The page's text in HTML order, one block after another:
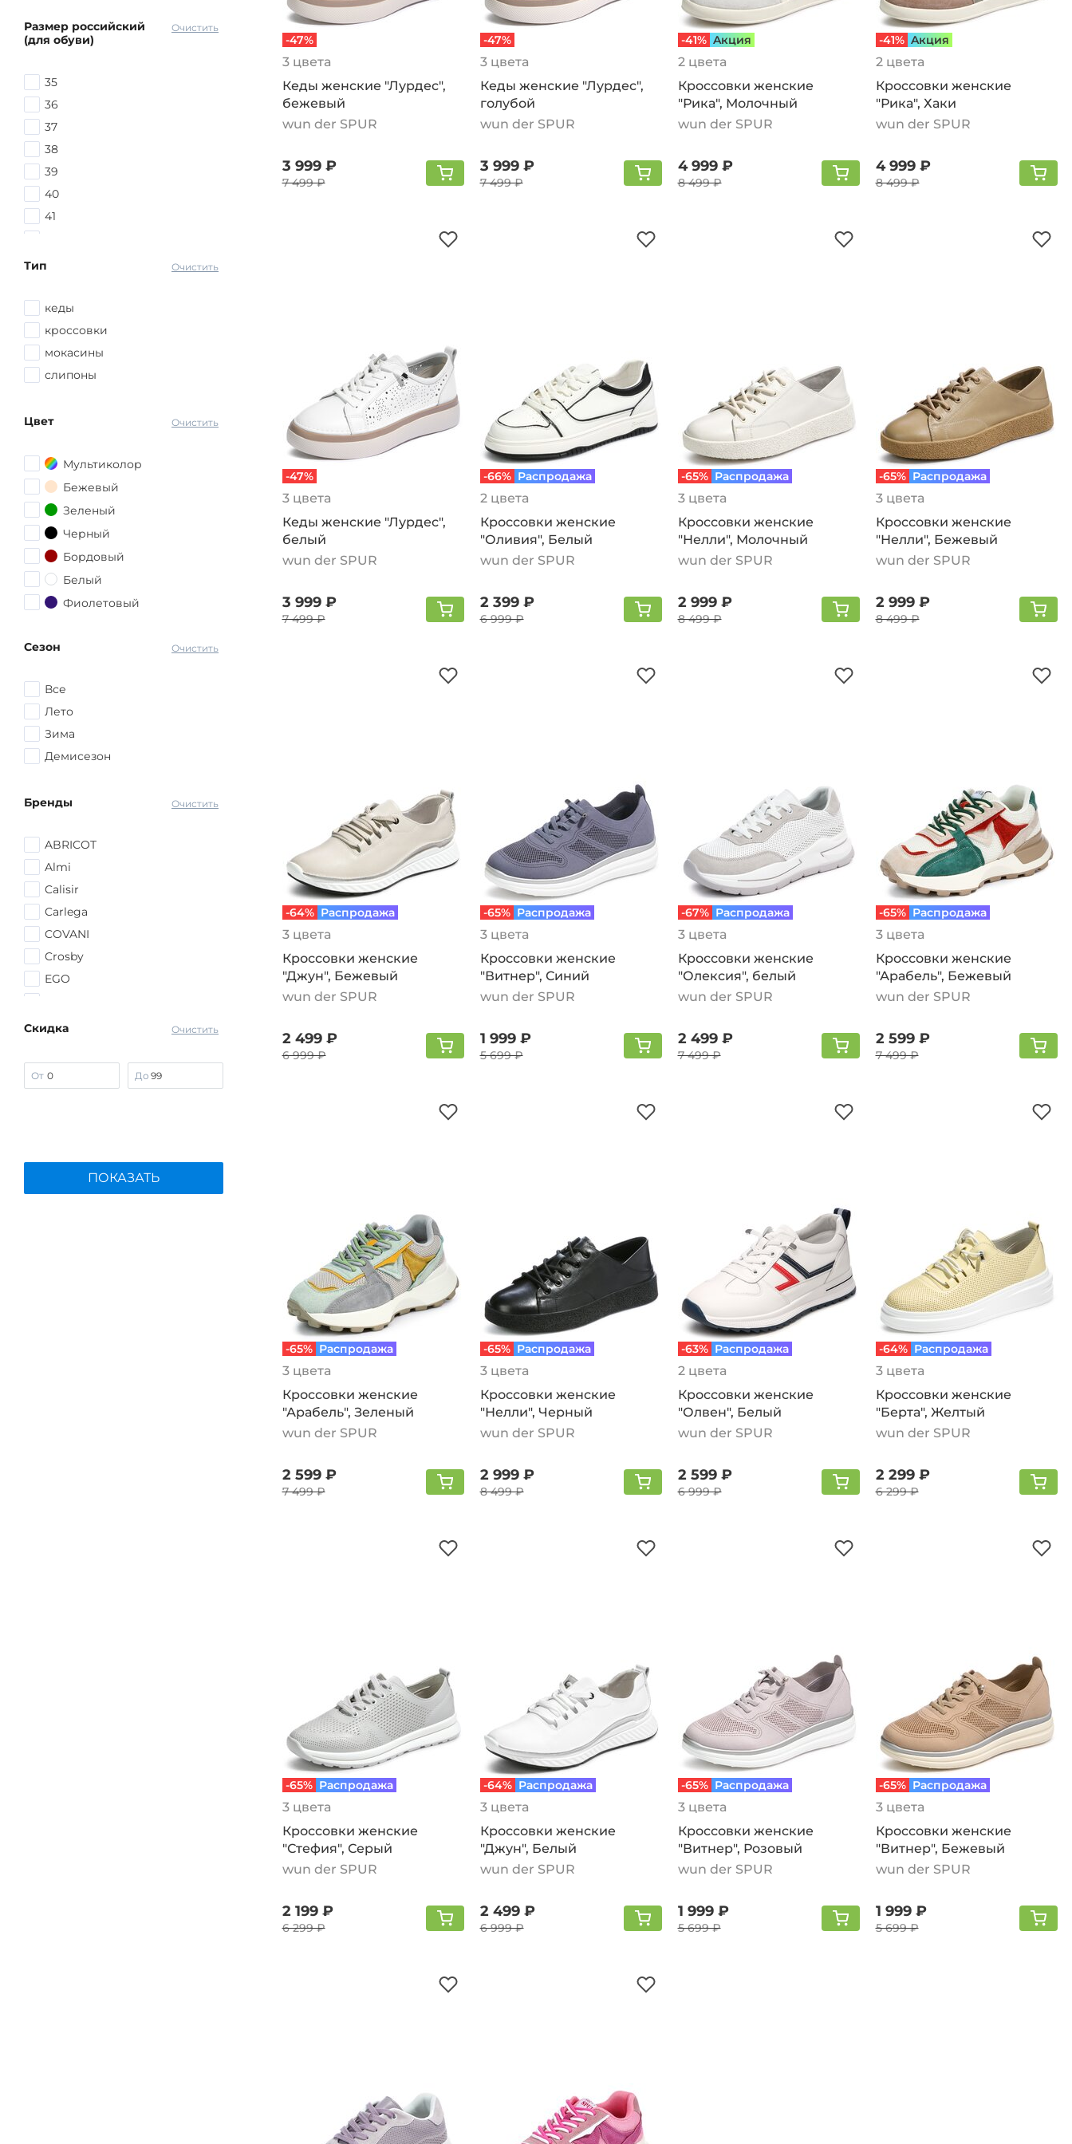
Очистить
Размер российский
(для обуви)
35
36
37
38
39
40
41
Очистить
Тип
кеды
кроссовки
мокасины
слипоны
Очистить
Цвет
Мультиколор
Бежевый
Зеленый
Черный
Бордовый
Белый
Фиолетовый
Розовый
Желтый
Голубой
Оранжевый
другой
Очистить
Сезон
Все
Лето
Зима
Демисезон
Очистить
Бренды
ABRICOT
Almi
Calisir
Carlega
COVANI
Crosby
EGO
El'Rosso
Evalli
FOOTWELL
Очистить
Скидка
От До
ПОКАЗАТЬ
-47%
3 цвета
Кеды женские "Лурдес",
бежевый
wun der SPUR
3 999 ₽
7 499 ₽
-47%
3 цвета
Кеды женские "Лурдес",
голубой
wun der SPUR
3 999 ₽
7 499 ₽
-41% Aкция
2 цвета
Кроссовки женские
"Рика", Молочный
wun der SPUR
4 999 ₽
8 499 ₽
-41% Aкция
2 цвета
Кроссовки женские
"Рика", Хаки
wun der SPUR
4 999 ₽
8 499 ₽
-47%
3 цвета
Кеды женские "Лурдес",
белый
wun der SPUR
3 999 ₽
7 499 ₽
-66% Распродажа
2 цвета
Кроссовки женские
"Оливия", Белый
wun der SPUR
2 399 ₽
6 999 ₽
-65% Распродажа
3 цвета
Кроссовки женские
"Нелли", Молочный
wun der SPUR
2 999 ₽
8 499 ₽
-65% Распродажа
3 цвета
Кроссовки женские
"Нелли", Бежевый
wun der SPUR
2 999 ₽
8 499 ₽
-64% Распродажа
3 цвета
Кроссовки женские
"Джун", Бежевый
wun der SPUR
2 499 ₽
6 999 ₽
-65% Распродажа
3 цвета
Кроссовки женские
"Витнер", Синий
wun der SPUR
1 999 ₽
5 699 ₽
-67% Распродажа
3 цвета
Кроссовки женские
"Олексия", белый
wun der SPUR
2 499 ₽
7 499 ₽
-65% Распродажа
3 цвета
Кроссовки женские
"Арабель", Бежевый
wun der SPUR
2 599 ₽
7 499 ₽
-65% Распродажа
3 цвета
Кроссовки женские
"Арабель", Зеленый
wun der SPUR
2 599 ₽
7 499 ₽
-65% Распродажа
3 цвета
Кроссовки женские
"Нелли", Черный
wun der SPUR
2 999 ₽
8 499 ₽
-63% Распродажа
2 цвета
Кроссовки женские
"Олвен", Белый
wun der SPUR
2 599 ₽
6 999 ₽
-64% Распродажа
3 цвета
Кроссовки женские
"Берта", Желтый
wun der SPUR
2 299 ₽
6 299 ₽
-65% Распродажа
3 цвета
Кроссовки женские
"Стефия", Серый
wun der SPUR
2 199 ₽
6 299 ₽
-64% Распродажа
3 цвета
Кроссовки женские
"Джун", Белый
wun der SPUR
2 499 ₽
6 999 ₽
-65% Распродажа
3 цвета
Кроссовки женские
"Витнер", Розовый
wun der SPUR
1 999 ₽
5 699 ₽
-65% Распродажа
3 цвета
Кроссовки женские
"Витнер", Бежевый
wun der SPUR
1 999 ₽
5 699 ₽